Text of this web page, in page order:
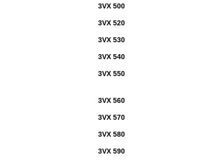
3VX 500
3VX 520
3VX 530
3VX 540
3VX 550
3VX 560
3VX 570
3VX 580
3VX 590